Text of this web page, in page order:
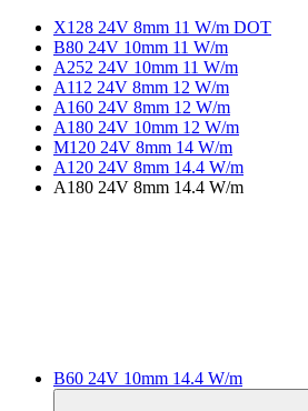
X128 24V 8mm 11 W/m DOT
B80 24V 10mm 11 W/m
A252 24V 10mm 11 W/m
A112 24V 8mm 12 W/m
A160 24V 8mm 12 W/m
A180 24V 10mm 12 W/m
M120 24V 8mm 14 W/m
A120 24V 8mm 14.4 W/m
A180 24V 8mm 14.4 W/m
B60 24V 10mm 14.4 W/m